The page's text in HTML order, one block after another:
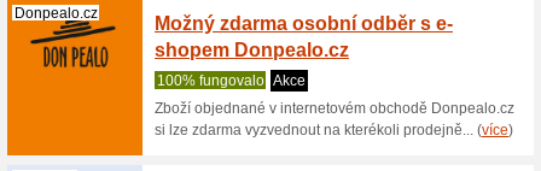
Slevový
(více)